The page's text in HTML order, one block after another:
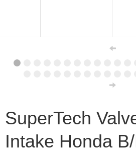
SuperTech
Intake Honda